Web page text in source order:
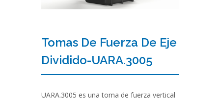
Tomas De Fuerza De Eje
Dividido-UARA.3005
UARA.3005 es una toma de fuerza vertical